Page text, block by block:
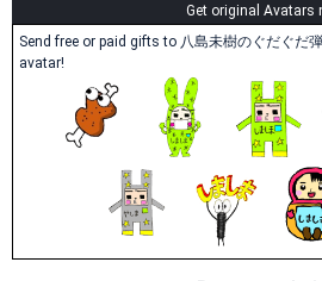
Get original Avatars
Send free or paid gifts to 八島未樹のぐだぐだ
avatar!